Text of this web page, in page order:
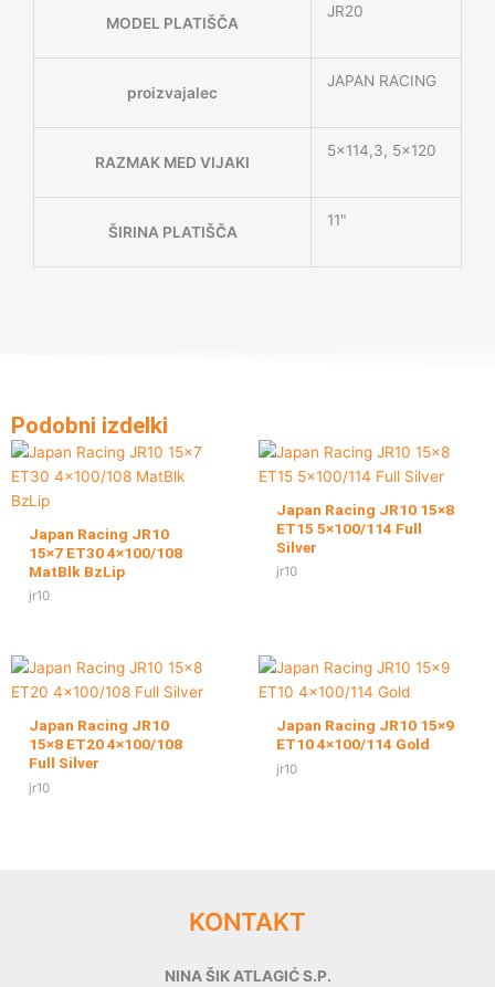
MODEL PLATIŠČA
JR20
proizvajalec
JAPAN RACING
RAZMAK MED VIJAKI
5×114,3, 5×120
ŠIRINA PLATIŠČA
11"
Podobni izdelki
Japan Racing JR10
15×7 ET30 4×100/108
MatBlk BzLip
jr10
Japan Racing JR10 15×8
ET15 5×100/114 Full
Silver
jr10
Japan Racing JR10
15×8 ET20 4×100/108
Full Silver
jr10
Japan Racing JR10 15×9
ET10 4×100/114 Gold
jr10
KONTAKT
NINA ŠIK ATLAGIĆ S.P.